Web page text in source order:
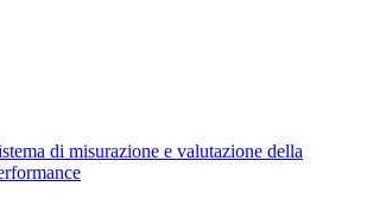
di misurazione e valutazione della